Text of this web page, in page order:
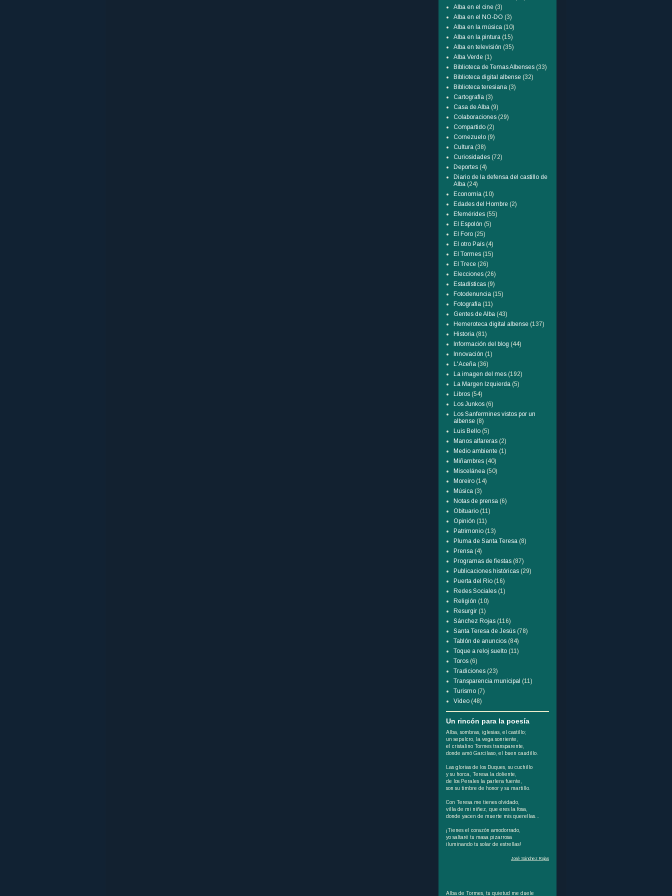
Alba en el cine (3)
Alba en el NO-DO (3)
Alba en la música (10)
Alba en la pintura (15)
Alba en televisión (35)
Alba Verde (1)
Biblioteca de Temas Albenses (33)
Biblioteca digital albense (32)
Biblioteca teresiana (3)
Cartografía (3)
Casa de Alba (9)
Colaboraciones (29)
Compartido (2)
Cornezuelo (9)
Cultura (38)
Curiosidades (72)
Deportes (4)
Diario de la defensa del castillo de
Alba (24)
Economía (10)
Edades del Hombre (2)
Efemérides (55)
El Espolón (5)
El Foro (25)
El otro País (4)
El Tormes (15)
El Trece (26)
Elecciones (26)
Estadísticas (9)
Fotodenuncia (15)
Fotografía (11)
Gentes de Alba (43)
Hemeroteca digital albense (137)
Historia (81)
Información del blog (44)
Innovación (1)
L'Aceña (36)
La imagen del mes (192)
La Margen Izquierda (5)
Libros (54)
Los Junkos (6)
Los Sanfermines vistos por un
albense (8)
Luis Bello (5)
Manos alfareras (2)
Medio ambiente (1)
Miñambres (40)
Miscelánea (50)
Moreiro (14)
Música (3)
Notas de prensa (6)
Obituario (11)
Opinión (11)
Patrimonio (13)
Pluma de Santa Teresa (8)
Prensa (4)
Programas de fiestas (87)
Publicaciones históricas (29)
Puerta del Río (16)
Redes Sociales (1)
Religión (10)
Resurgir (1)
Sánchez Rojas (116)
Santa Teresa de Jesús (78)
Tablón de anuncios (84)
Toque a reloj suelto (11)
Toros (6)
Tradiciones (23)
Transparencia municipal (11)
Turismo (7)
Video (48)
Un rincón para la poesía
Alba, sombras, iglesias, el castillo;
un sepulcro, la vega sonriente,
el cristalino Tormes transparente,
donde amó Garcilaso, el buen caudillo.
Las glorias de los Duques, su cuchillo
y su horca, Teresa la doliente,
de los Perales la parlera fuente,
son su timbre de honor y su martillo.
Con Teresa me tienes olvidado,
villa de mi niñez, que eres la fosa,
donde yacen de muerte mis querellas...
¡Tienes el corazón amodorrado,
yo saltaré tu masa pizarrosa
iluminando tu solar de estrellas!
José Sánchez Rojas
Alba de Tormes, tu quietud me duele